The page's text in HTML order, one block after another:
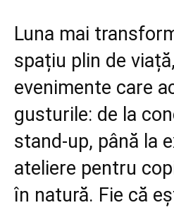
Luna mai
spațiu plin de
evenimente care
gusturile: de la
stand-up, până la
ateliere pentru
în natură. Fie că